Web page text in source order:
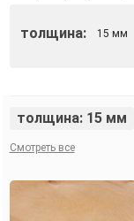
толщина: 15 мм
толщина: 15 мм
Смотреть все